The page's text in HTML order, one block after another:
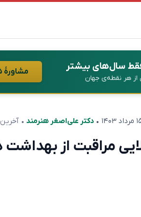
فقط سال‌های بیشتر
از هر نقطه‌ی جهان
مشاورهٔ ۱۵ دقیقه‌ای رایگان در واتساپ
۱۴۰۳ • دکتر علی‌اصغر هنرمند •
مراقبت از